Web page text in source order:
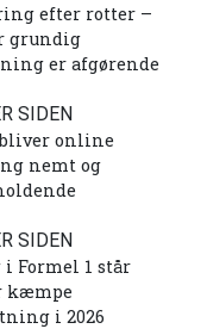
efter rotter –
grundig
er afgørende
SIDEN
online
nemt og
SIDEN
i Formel 1 står
kæmpe
i 2026